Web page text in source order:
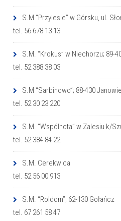
S.M “Przylesie” w Górsku, ul.
tel. 56 678 13 13
S.M. “Krokus” w Niechorzu; 89-
tel. 52 388 38 03
S.M “Sarbinowo”; 88-430
tel. 52 30 23 220
S.M. “Wspólnota” w Zalesiu k/
tel. 52 384 84 22
S.M. Cerekwica
tel. 52 56 00 913
S.M. “Roldom”; 62-130 Gołańcz
tel. 67 261 58 47